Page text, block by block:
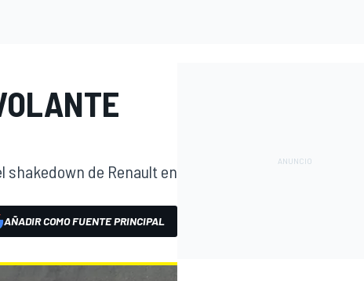
shakedown de Renault en
AÑADIR COMO FUENTE PRINCIPAL